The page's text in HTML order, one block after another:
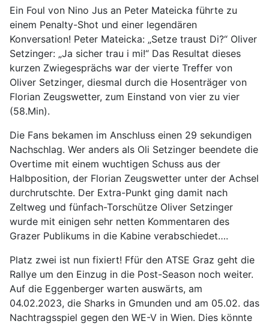
Ein Foul von Nino Jus an Peter Mateicka führte zu
einem Penalty-Shot und einer legendären
Konversation! Peter Mateicka: „Setze traust Di?“ Oliver
Setzinger: „Ja sicher trau i mi!“ Das Resultat dieses
kurzen Zwiegesprächs war der vierte Treffer von
Oliver Setzinger, diesmal durch die Hosenträger von
Florian Zeugswetter, zum Einstand von vier zu vier
(58.Min).
Die Fans bekamen im Anschluss einen 29 sekundigen
Nachschlag. Wer anders als Oli Setzinger beendete die
Overtime mit einem wuchtigen Schuss aus der
Halbposition, der Florian Zeugswetter unter der Achsel
durchrutschte. Der Extra-Punkt ging damit nach
Zeltweg und fünfach-Torschütze Oliver Setzinger
wurde mit einigen sehr netten Kommentaren des
Grazer Publikums in die Kabine verabschiedet….
Platz zwei ist nun fixiert! Ffür den ATSE Graz geht die
Rallye um den Einzug in die Post-Season noch weiter.
Auf die Eggenberger warten auswärts, am
04.02.2023, die Sharks in Gmunden und am 05.02. das
Nachtragsspiel gegen den WE-V in Wien. Dies könnte